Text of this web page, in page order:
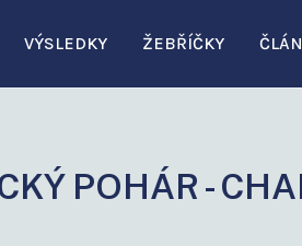
VÝSLEDKY ŽEBŘÍČKY
POHÁR -